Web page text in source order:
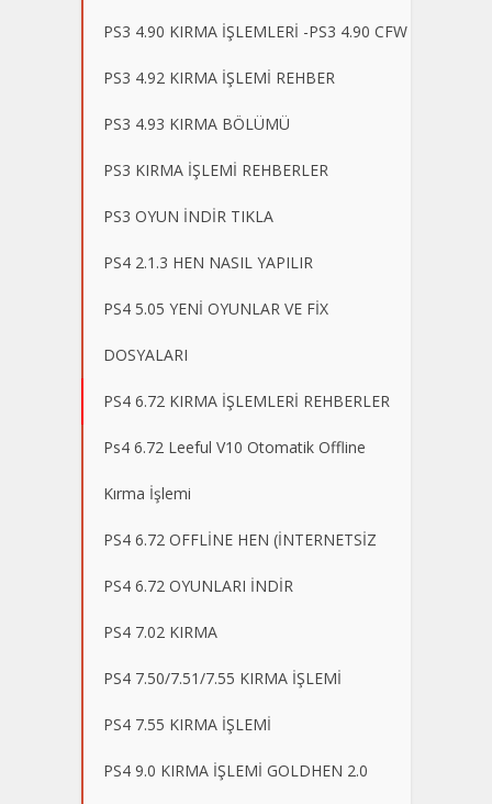
PS3 4.90 KIRMA İŞLEMLERİ -PS3 4.90 CFW
PS3 4.92 KIRMA İŞLEMİ REHBER
PS3 4.93 KIRMA BÖLÜMÜ
PS3 KIRMA İŞLEMİ REHBERLER
PS3 OYUN İNDİR TIKLA
PS4 2.1.3 HEN NASIL YAPILIR
PS4 5.05 YENİ OYUNLAR VE FİX
DOSYALARI
PS4 6.72 KIRMA İŞLEMLERİ REHBERLER
Ps4 6.72 Leeful V10 Otomatik Offline
Kırma İşlemi
PS4 6.72 OFFLİNE HEN (İNTERNETSİZ
PS4 6.72 OYUNLARI İNDİR
PS4 7.02 KIRMA
PS4 7.50/7.51/7.55 KIRMA İŞLEMİ
PS4 7.55 KIRMA İŞLEMİ
PS4 9.0 KIRMA İŞLEMİ GOLDHEN 2.0